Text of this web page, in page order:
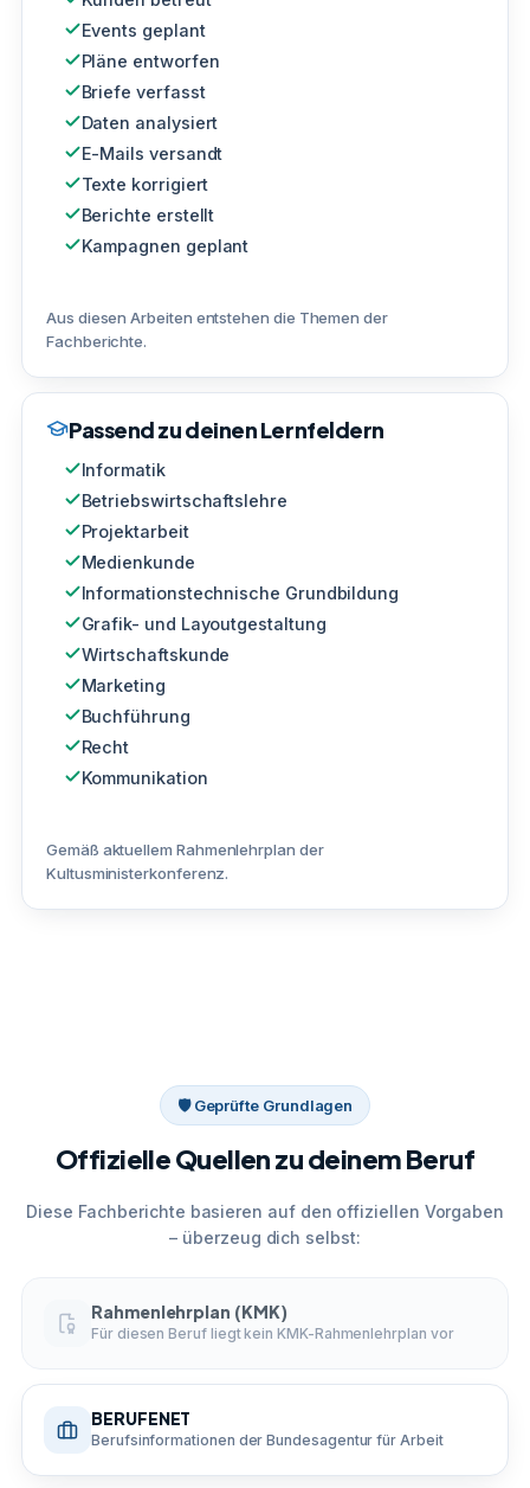
Events geplant
Pläne entworfen
Briefe verfasst
Daten analysiert
E-Mails versandt
Texte korrigiert
Berichte erstellt
Kampagnen geplant
Aus diesen Arbeiten entstehen die Themen der
Fachberichte.
Passend zu deinen Lernfeldern
Informatik
Betriebswirtschaftslehre
Projektarbeit
Medienkunde
Informationstechnische Grundbildung
Grafik- und Layoutgestaltung
Wirtschaftskunde
Marketing
Buchführung
Recht
Kommunikation
Gemäß aktuellem Rahmenlehrplan der
Kultusministerkonferenz.
🛡 Geprüfte Grundlagen
Offizielle Quellen zu deinem Beruf
Diese Fachberichte basieren auf den offiziellen Vorgaben
– überzeug dich selbst:
Rahmenlehrplan (KMK)
Für diesen Beruf liegt kein KMK-Rahmenlehrplan vor
BERUFENET
Berufsinformationen der Bundesagentur für Arbeit